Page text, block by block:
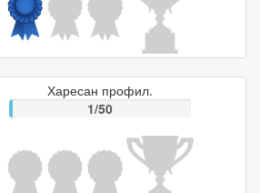
Харесан профил.
1/50